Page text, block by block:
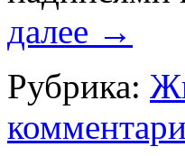
далее →
Рубрика: